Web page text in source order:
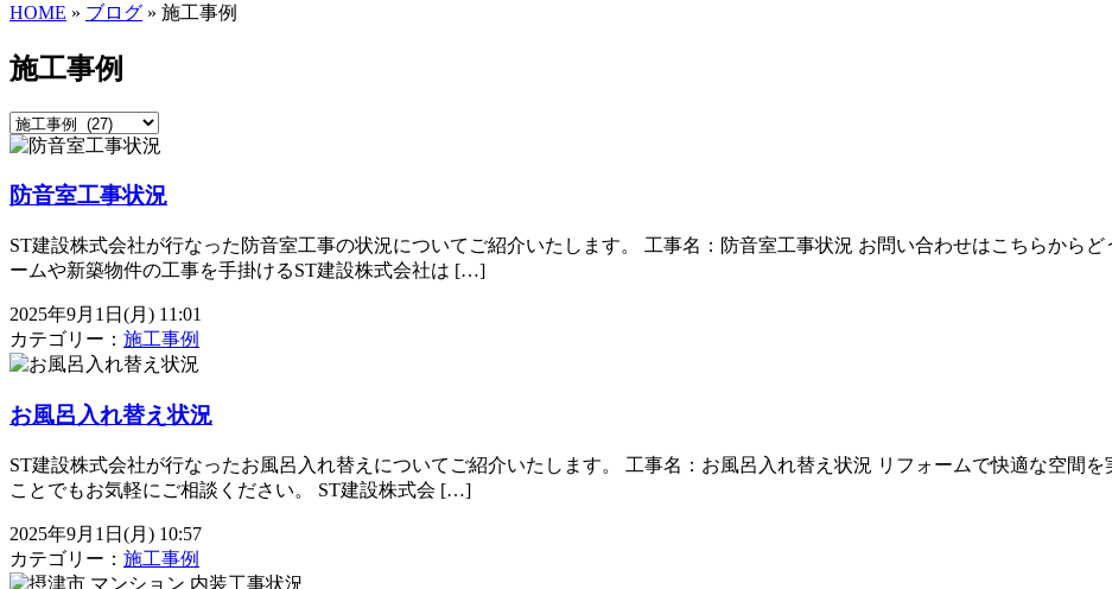
HOME » ブログ » 施工事例
施工事例
防音室工事状況
ST建設株式会社が行なった防音室工事の状況についてご紹介いたします。 工事名：防音室工事状況 お問い合わせはこちらから
ームや新築物件の工事を手掛けるST建設株式会社は […]
2025年9月1日(月) 11:01
カテゴリー： 施工事例
お風呂入れ替え状況
ST建設株式会社が行なったお風呂入れ替えについてご紹介いたします。 工事名：お風呂入れ替え状況 リフォームで快適な空間
ことでもお気軽にご相談ください。 ST建設株式会 […]
2025年9月1日(月) 10:57
カテゴリー： 施工事例